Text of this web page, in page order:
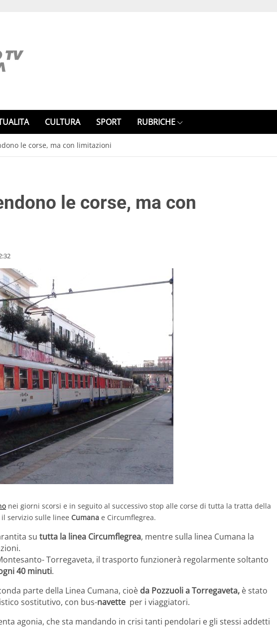
CULTURA SPORT RUBRICHE
le corse, ma con limitazioni
le corse, ma con
nei giorni scorsi e in seguito al successivo stop alle corse di tutta la tratta della
il servizio sulle linee Cumana e Circumflegrea.
su tutta la linea Circumflegrea, mentre sulla linea Cumana la
Torregaveta, il trasporto funzionerà regolarmente soltanto
40 minuti.
parte della Linea Cumana, cioè da Pozzuoli a Torregaveta, è stato
sostitutivo, con bus-navette per i viaggiatori.
agonia, che sta mandando in crisi tanti pendolari e gli stessi addetti